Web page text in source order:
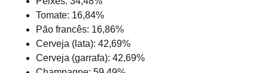
Tomate: 16,84%
Pão francês: 16,86%
Cerveja (lata): 42,69%
Cerveja (garrafa): 42,69%